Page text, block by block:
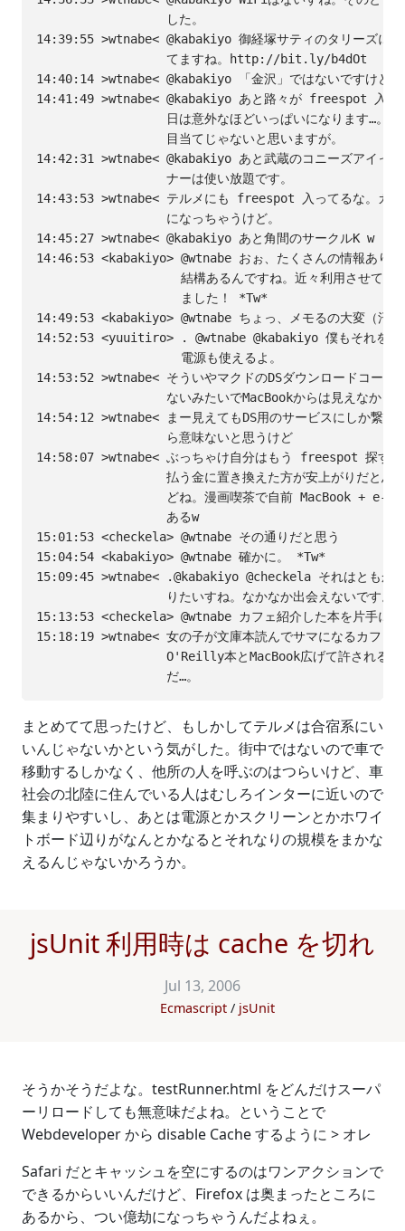
                  した。
14:39:55 >wtnabe< @kabakiyo 御経塚サティのタリーズに
                  てますね。http://bit.ly/b4dOt
14:40:14 >wtnabe< @kabakiyo 「金沢」ではないですけど…
14:41:49 >wtnabe< @kabakiyo あと路々が freespot 入れ
日は意外なほどいっぱいになります…。
                  目当てじゃないと思いますが。
14:42:31 >wtnabe< @kabakiyo あと武蔵のコニーズアイって
                  ナーは使い放題です。
14:43:53 >wtnabe< テルメにも freespot 入ってるな。カフ
                  になっちゃうけど。
14:45:27 >wtnabe< @kabakiyo あと角間のサークルK w  か
14:46:53 <kabakiyo> @wtnabe おぉ、たくさんの情報ありが
結構あるんですね。近々利用させても
                    ました！ *Tw*
14:49:53 <kabakiyo> @wtnabe ちょっ、メモるの大変（汗
14:52:53 <yuuitiro> . @wtnabe @kabakiyo 僕もそれをか
                    電源も使えるよ。
14:53:52 >wtnabe< そういやマクドのDSダウンロードコーナ
ないみたいでMacBookからは見えなかっ
14:54:12 >wtnabe< まー見えてもDS用のサービスにしか繋が
                  ら意味ないと思うけど
14:58:07 >wtnabe< ぶっちゃけ自分はもう freespot 探す
払う金に置き換えた方が安上がりだと思
どね。漫画喫茶で自前 MacBook + e-
                  あるw
15:01:53 <checkela> @wtnabe その通りだと思う
15:04:54 <kabakiyo> @wtnabe 確かに。 *Tw*
15:09:45 >wtnabe< .@kabakiyo @checkela それはともかく
                  りたいすね。なかなか出会えないです。
15:13:53 <checkela> @wtnabe カフェ紹介した本を片手に巡
15:18:19 >wtnabe< 女の子が文庫本読んでサマになるカフェ
O'Reilly本とMacBook広げて許されるカ
まとめてて思ったけど、もしかしてテルメは合宿系にい
いんじゃないかという気がした。街中ではないので車で
移動するしかなく、他所の人を呼ぶのはつらいけど、車
社会の北陸に住んでいる人はむしろインターに近いので
集まりやすいし、あとは電源とかスクリーンとかホワイ
トボード辺りがなんとかなるとそれなりの規模をまかな
えるんじゃないかろうか。
jsUnit 利用時は cache を切れ
Jul 13, 2006
Ecmascript jsUnit
そうかそうだよな。testRunner.html をどんだけスーパ
ーリロードしても無意味だよね。ということで
Webdeveloper から disable Cache するように > オレ
Safari だとキャッシュを空にするのはワンアクションで
できるからいいんだけど、Firefox は奥まったところに
あるから、つい億劫になっちゃうんだよねぇ。